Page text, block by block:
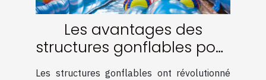
Les avantages des
structures gonflables pour
événements familiaux
Les structures gonflables ont révolutionné